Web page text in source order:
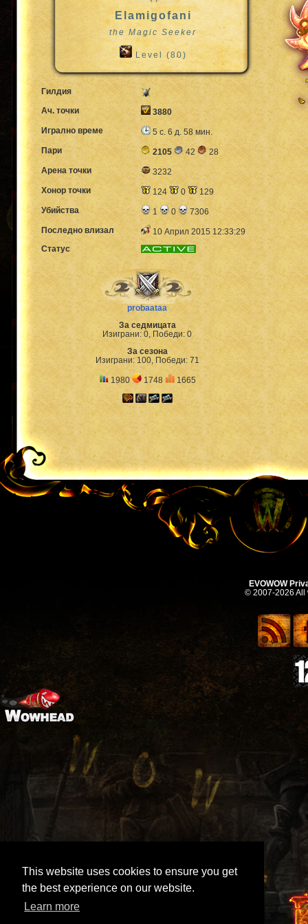
This website uses cookies to ensure you get
the best experience on our website.
Learn more
Elamigofani
the Magic Seeker
Level (80)
Гилдия
Ач. точки
3880
Игрално време
5 с. 6 д. 58 мин.
Пари
2105 42
28
Арена точки
3232
Хонор точки
124 0
129
Убийства
1 0
7306
Последно влизал
10 Април 2015 12:33:29
Статус
probaataa
За седмицата
Изиграни: 0, Победи: 0
За сезона
Изиграни: 100, Победи: 71
1980 1748 1665
EVOWOW
© 2007-2026 All